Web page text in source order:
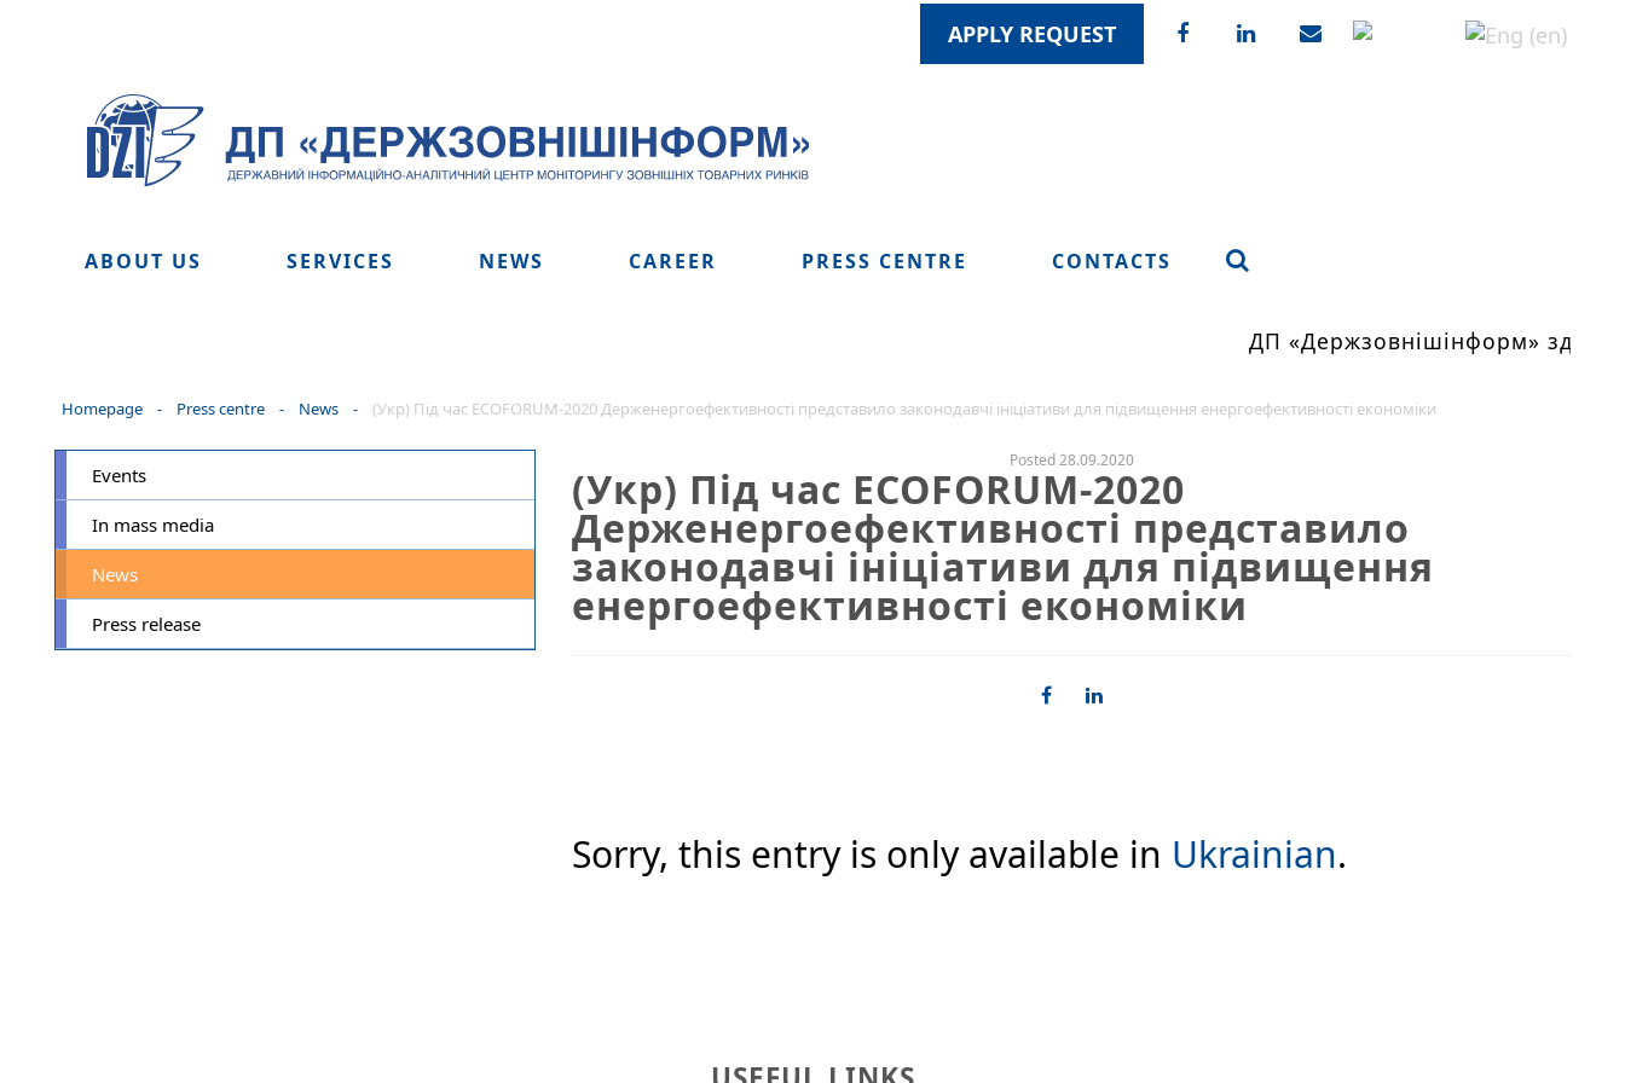
APPLY REQUEST
ABOUT US SERVICES NEWS CAREER PRESS CENTRE CONTACTS
ДП «Держзовнішінформ»
Homepage - Press centre - News - (Укр) Під час ECOFORUM-2020 Держенергоефективності представило законодавчі ініціативи для підвищення енергоефективності економіки
Events
In mass media
News
Press release
Posted 28.09.2020
(Укр) Під час ECOFORUM-2020
Держенергоефективності представило
законодавчі ініціативи для підвищення
енергоефективності економіки
Sorry, this entry is only available in Ukrainian.